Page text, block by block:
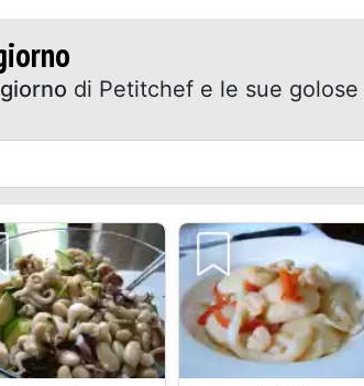
di Petitchef e le sue